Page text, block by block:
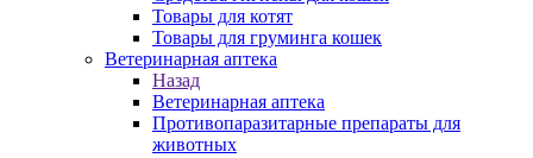
Товары для котят
Товары для груминга кошек
Ветеринарная аптека
Назад
Ветеринарная аптека
Противопаразитарные препараты для
животных